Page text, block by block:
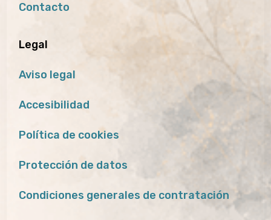
Contacto
Legal
Aviso legal
Accesibilidad
Política de cookies
Protección de datos
Condiciones generales de contratación